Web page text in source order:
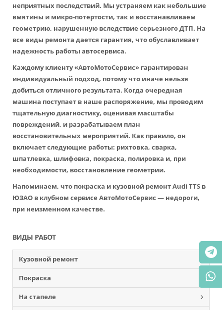
неприятных последствий. Мы устраняем как небольшие
вмятины и микро-потертости, так и восстанавливаем
геометрию, нарушенную вследствие серьезного ДТП. На
все виды ремонта дается гарантия, что обуславливает
надежность работы автосервиса.
Каждому клиенту «АвтоМотоСервис» гарантирован
индивидуальный подход, потому что иначе нельзя
добиться отличного результата. Когда очередная
машина поступает в наше распоряжение, мы проводим
тщательную диагностику, оценивая масштабы
повреждений, и разрабатываем план
восстановительных мероприятий. Как правило, он
включает следующие работы: рихтовка, сварка,
шпатлевка, шлифовка, покраска, полировка и, при
необходимости, восстановление геометрии.
Напоминаем, что покраска и кузовной ремонт Audi TTS в
ЮЗАО в клубном сервисе АвтоМотоСервис — недороги,
при неизменном качестве.
ВИДЫ РАБОТ
Кузовной ремонт
Покраска
На стапеле